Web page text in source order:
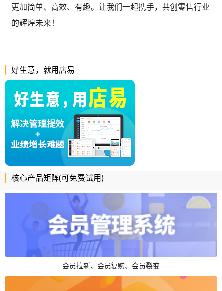
更加简单、高效、有趣。让我们一起携手，共创零售行业
的辉煌未来！
好生意，就用店易
核心产品矩阵(可免费试用)
会员拉新、会员复购、会员裂变